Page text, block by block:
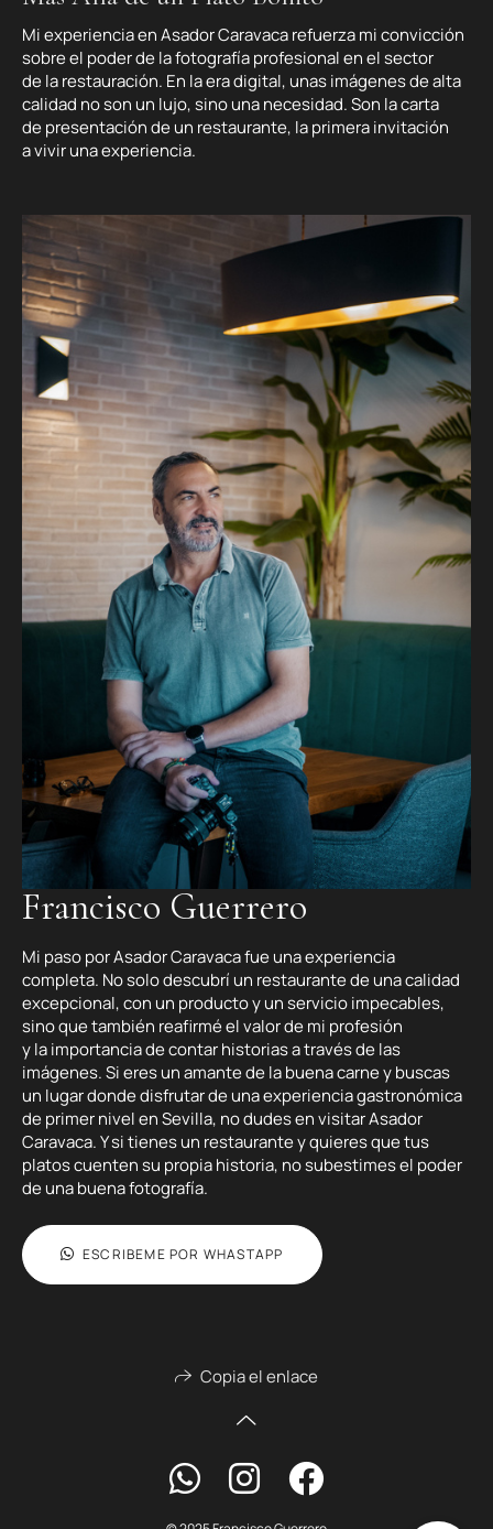
Mi experiencia en Asador Caravaca refuerza mi convicción
sobre el poder de la fotografía profesional en el sector
de la restauración. En la era digital, unas imágenes de alta
calidad no son un lujo, sino una necesidad. Son la carta
de presentación de un restaurante, la primera invitación
a vivir una experiencia.
Francisco Guerrero
Mi paso por Asador Caravaca fue una experiencia
completa. No solo descubrí un restaurante de una calidad
excepcional, con un producto y un servicio impecables,
sino que también reafirmé el valor de mi profesión
y la importancia de contar historias a través de las
imágenes. Si eres un amante de la buena carne y buscas
un lugar donde disfrutar de una experiencia gastronómica
de primer nivel en Sevilla, no dudes en visitar Asador
Caravaca. Y si tienes un restaurante y quieres que tus
platos cuenten su propia historia, no subestimes el poder
de una buena fotografía.
ESCRIBEME POR WHASTAPP
Copia el enlace